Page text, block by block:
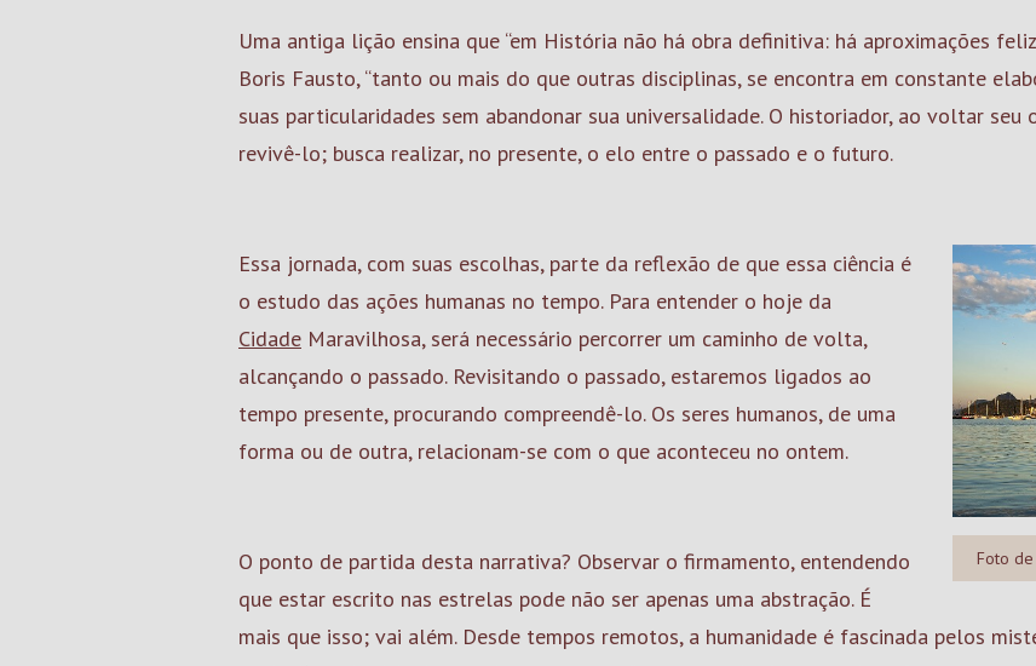
Uma antiga lição ensina que “em História não há obra definitiva: há aproximações
Boris Fausto, “tanto ou mais do que outras disciplinas, se encontra em constante
suas particularidades sem abandonar sua universalidade. O historiador, ao voltar seu
revivê-lo; busca realizar, no presente, o elo entre o passado e o futuro.
Foto
Essa jornada, com suas escolhas, parte da reflexão de que essa ciência é
o estudo das ações humanas no tempo. Para entender o hoje da
Cidade Maravilhosa, será necessário percorrer um caminho de volta,
alcançando o passado. Revisitando o passado, estaremos ligados ao
tempo presente, procurando compreendê-lo. Os seres humanos, de uma
forma ou de outra, relacionam-se com o que aconteceu no ontem.
O ponto de partida desta narrativa? Observar o firmamento, entendendo
que estar escrito nas estrelas pode não ser apenas uma abstração. É
mais que isso; vai além. Desde tempos remotos, a humanidade é fascinada pelos